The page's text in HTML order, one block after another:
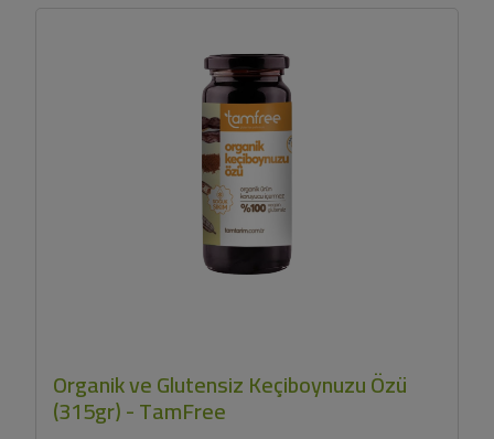
Organik ve Glutensiz Keçiboynuzu Özü
(315gr) - TamFree